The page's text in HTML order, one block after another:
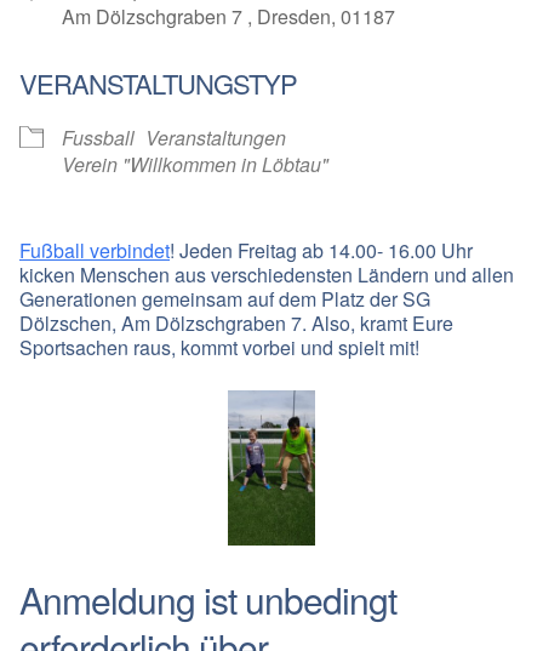
Am Dölzschgraben 7 , Dresden, 01187
VERANSTALTUNGSTYP
Fussball Veranstaltungen
Verein "Willkommen in Löbtau"
Fußball verbindet! Jeden Freitag ab 14.00- 16.00 Uhr
kicken Menschen aus verschiedensten Ländern und allen
Generationen gemeinsam auf dem Platz der SG
Dölzschen, Am Dölzschgraben 7. Also, kramt Eure
Sportsachen raus, kommt vorbei und spielt mit!
Anmeldung ist unbedingt